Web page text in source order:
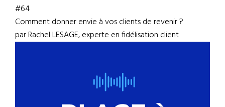
#64
Comment donner envie à vos clients de revenir ?
par Rachel LESAGE, experte en fidélisation client